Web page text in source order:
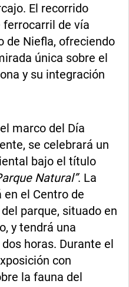
El recorrido
ferrocarril de vía
de Niefla, ofreciendo
única sobre el
y su integración
marco del Día
se celebrará un
bajo el título
Natural”. La
el Centro de
parque, situado en
y tendrá una
horas. Durante el
con
la fauna del